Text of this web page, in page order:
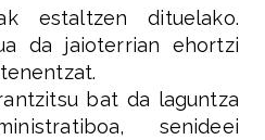
estaltzen dituelako.
da jaioterrian ehortzi
bat da laguntza
senideei